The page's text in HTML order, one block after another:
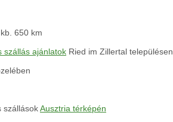
kb. 650 km
szállás ajánlatok Ried im Zillertal településen.
szállásokAusztria térképén